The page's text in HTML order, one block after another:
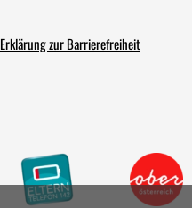
Erklärung zur Barrierefreiheit